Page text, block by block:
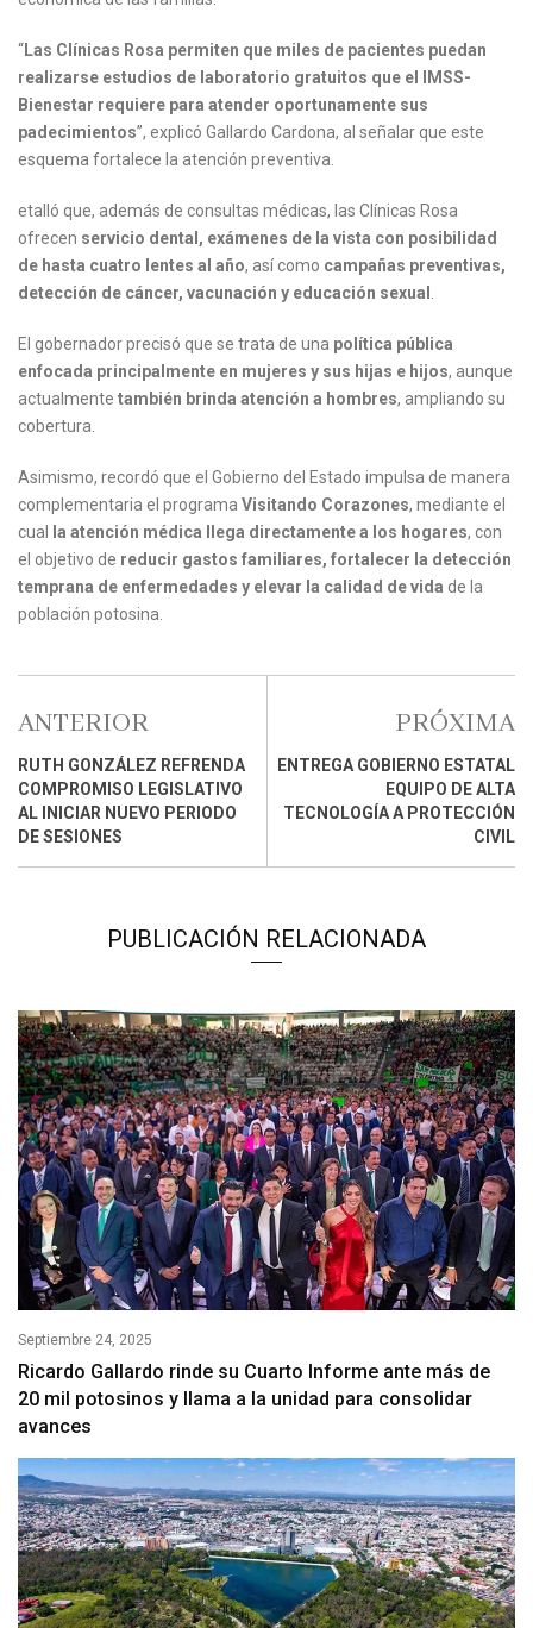
“Las Clínicas Rosa permiten que miles de pacientes puedan
realizarse estudios de laboratorio gratuitos que el IMSS-
Bienestar requiere para atender oportunamente sus
padecimientos”, explicó Gallardo Cardona, al señalar que este
esquema fortalece la atención preventiva.
etalló que, además de consultas médicas, las Clínicas Rosa
ofrecen servicio dental, exámenes de la vista con posibilidad
de hasta cuatro lentes al año, así como campañas preventivas,
detección de cáncer, vacunación y educación sexual
El gobernador precisó que se trata de una política pública
enfocada principalmente en mujeres y sus hijas e hijos, aunque
actualmente también brinda atención a hombres, ampliando su
cobertura.
Asimismo, recordó que el Gobierno del Estado impulsa de manera
complementaria el programa Visitando Corazones, mediante el
cual
la atención médica llega directamente a los hogares, con
el objetivo de reducir gastos familiares, fortalecer la detección
temprana de enfermedades y elevar la calidad de vida de la
población potosina.
ANTERIOR
RUTH GONZÁLEZ REFRENDA
COMPROMISO LEGISLATIVO
AL INICIAR NUEVO PERIODO
DE SESIONES
PRÓXIMA
ENTREGA GOBIERNO ESTATAL
EQUIPO DE ALTA
TECNOLOGÍA A PROTECCIÓN
CIVIL
PUBLICACIÓN RELACIONADA
Septiembre 24, 2025
Ricardo Gallardo rinde su Cuarto Informe ante más de
20 mil potosinos y llama a la unidad para consolidar
avances